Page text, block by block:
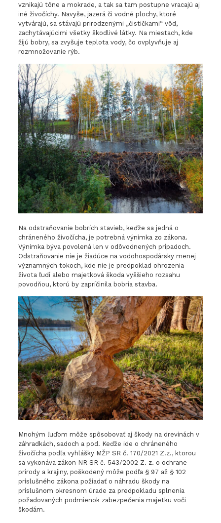
vznikajú tône a mokrade, a tak sa tam postupne vracajú aj
iné živočíchy. Navyše, jazerá či vodné plochy, ktoré
vytvárajú, sa stávajú prirodzenými „čističkami“ vôd,
zachytávajúcimi všetky škodlivé látky. Na miestach, kde
žijú bobry, sa zvyšuje teplota vody, čo ovplyvňuje aj
rozmnožovanie rýb.
Na odstraňovanie bobrích stavieb, keďže sa jedná o
chráneného živočícha, je potrebná výnimka zo zákona.
Výnimka býva povolená len v odôvodnených prípadoch.
Odstraňovanie nie je žiadúce na vodohospodársky menej
významných tokoch, kde nie je predpoklad ohrozenia
života ľudí alebo majetková škoda vyššieho rozsahu
povodňou, ktorú by zapríčinila bobria stavba.
Mnohým ľuďom môže spôsobovať aj škody na drevinách v
záhradkách, sadoch a pod. Keďže ide o chráneného
živočícha podľa vyhlášky MŽP SR č. 170/2021 Z.z., ktorou
sa vykonáva zákon NR SR č. 543/2002 Z. z. o ochrane
prírody a krajiny, poškodený môže podľa § 97 až § 102
príslušného zákona požiadať o náhradu škody na
príslušnom okresnom úrade za predpokladu splnenia
požadovaných podmienok zabezpečenia majetku voči
škodám.